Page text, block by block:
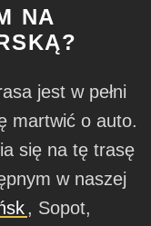
NA
jest w pełni
martwić o auto.
się na tę trasę
w naszej
, Sopot,